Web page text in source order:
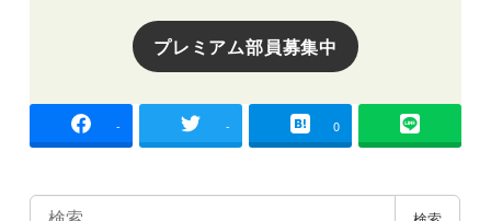
プレミアム部員募集中
- - 0